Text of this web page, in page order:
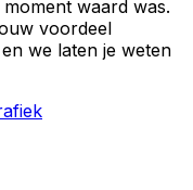
waard was.
voordeel
we laten je weten